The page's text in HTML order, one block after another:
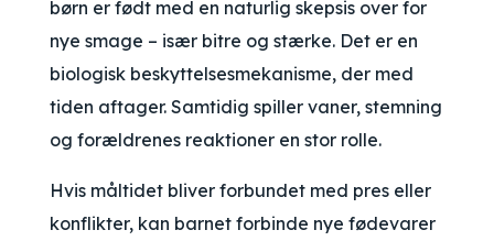
børn er født med en naturlig skepsis over for
nye smage – især bitre og stærke. Det er en
biologisk beskyttelsesmekanisme, der med
tiden aftager. Samtidig spiller vaner, stemning
og forældrenes reaktioner en stor rolle.
Hvis måltidet bliver forbundet med pres eller
konflikter, kan barnet forbinde nye fødevarer